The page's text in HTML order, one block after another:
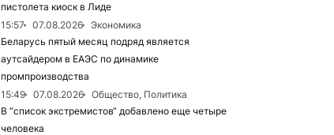
пистолета киоск в Лиде
15:57
07.08.2026
Экономика
Беларусь пятый месяц подряд является
аутсайдером в ЕАЭС по динамике
промпроизводства
15:49
07.08.2026
Общество, Политика
В “список экстремистов“ добавлено еще четыре
человека